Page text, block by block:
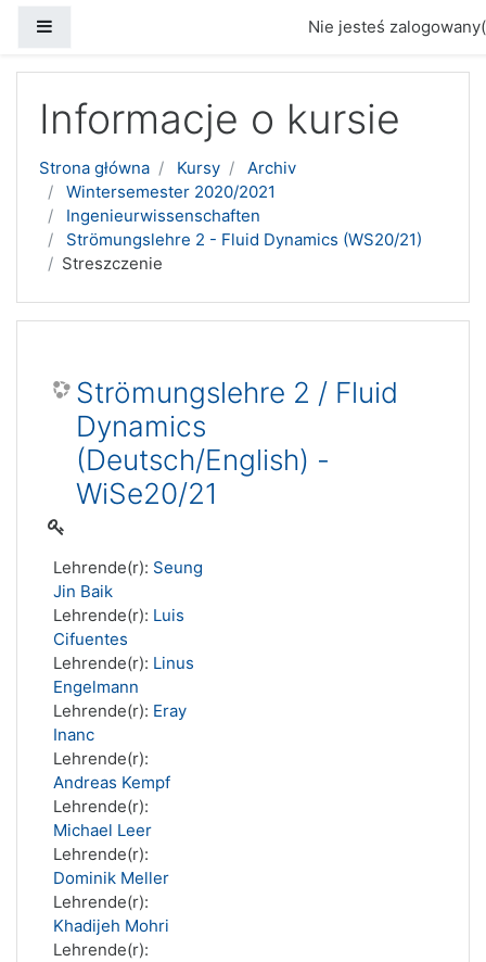
Nie jesteś
Informacje o kursie
Strona główna Kursy
Archiv
Wintersemester 2020/2021
Ingenieurwissenschaften
Strömungslehre 2 - Fluid Dynamics (WS20/21)
Streszczenie
Strömungslehre 2 / Fluid
Dynamics
(Deutsch/English) -
WiSe20/21
Lehrende(r): Seung
Jin Baik
Lehrende(r): Luis
Cifuentes
Lehrende(r): Linus
Engelmann
Lehrende(r): Eray
Inanc
Lehrende(r):
Andreas Kempf
Lehrende(r):
Michael Leer
Lehrende(r):
Dominik Meller
Lehrende(r):
Khadijeh Mohri
Lehrende(r):